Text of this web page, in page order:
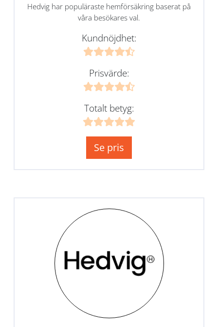
Hedvig har populäraste hemförsäkring baserat på
våra besökares val.
Kundnöjdhet:
Prisvärde:
Totalt betyg:
Se pris